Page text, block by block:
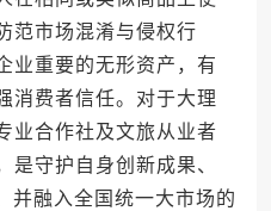
范市场混淆与侵权行
业重要的无形资产，有
消费者信任。对于大理
业合作社及文旅从业者
是守护自身创新成果、
并融入全国统一大市场的